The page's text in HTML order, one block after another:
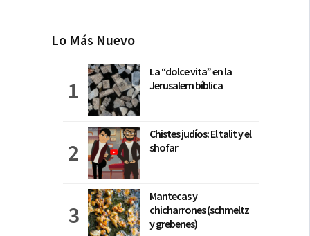
Lo Más Nuevo
La “dolce vita” en la
Jerusalem bíblica
Chistes judíos: El talit y el
shofar
Mantecas y
chicharrones (schmeltz
y grebenes)